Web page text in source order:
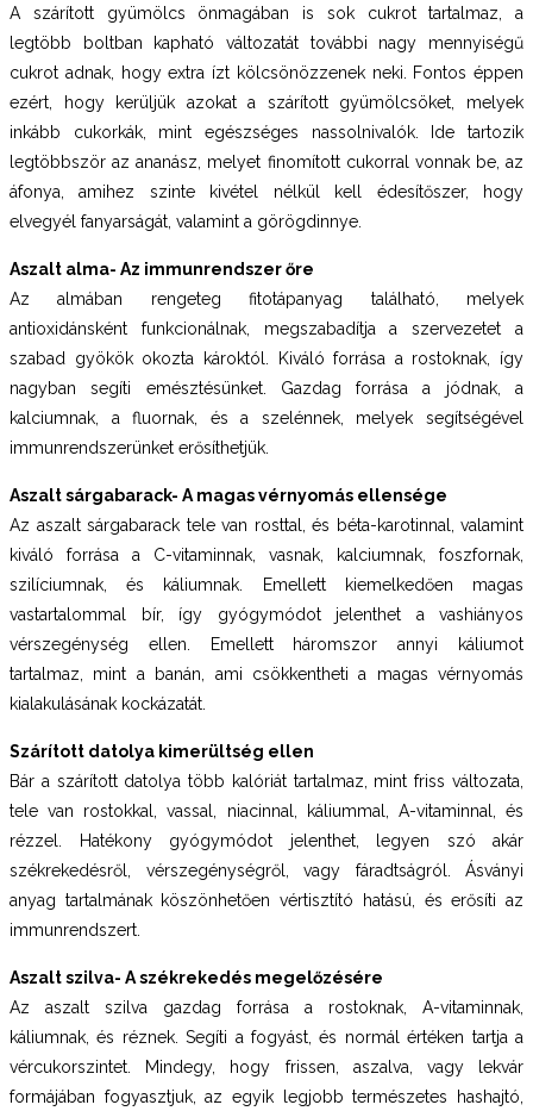
A szárított gyümölcs önmagában is sok cukrot tartalmaz, a
legtöbb boltban kapható változatát további nagy mennyiségű
cukrot adnak, hogy extra ízt kölcsönözzenek neki. Fontos éppen
ezért, hogy kerüljük azokat a szárított gyümölcsöket, melyek
inkább cukorkák, mint egészséges nassolnivalók. Ide tartozik
legtöbbször az ananász, melyet finomított cukorral vonnak be, az
áfonya, amihez szinte kivétel nélkül kell édesítőszer, hogy
elvegyél fanyarságát, valamint a görögdinnye.
Aszalt alma- Az immunrendszer őre
Az almában rengeteg fitotápanyag található, melyek
antioxidánsként funkcionálnak, megszabadítja a szervezetet a
szabad gyökök okozta károktól. Kiváló forrása a rostoknak, így
nagyban segíti emésztésünket. Gazdag forrása a jódnak, a
kalciumnak, a fluornak, és a szelénnek, melyek segítségével
immunrendszerünket erősíthetjük.
Aszalt sárgabarack- A magas vérnyomás ellensége
Az aszalt sárgabarack tele van rosttal, és béta-karotinnal, valamint
kiváló forrása a C-vitaminnak, vasnak, kalciumnak, foszfornak,
szilíciumnak, és káliumnak. Emellett kiemelkedően magas
vastartalommal bír, így gyógymódot jelenthet a vashiányos
vérszegénység ellen. Emellett háromszor annyi káliumot
tartalmaz, mint a banán, ami csökkentheti a magas vérnyomás
kialakulásának kockázatát.
Szárított datolya kimerültség ellen
Bár a szárított datolya több kalóriát tartalmaz, mint friss változata,
tele van rostokkal, vassal, niacinnal, káliummal, A-vitaminnal, és
rézzel. Hatékony gyógymódot jelenthet, legyen szó akár
székrekedésről, vérszegénységről, vagy fáradtságról. Ásványi
anyag tartalmának köszönhetően vértisztító hatású, és erősíti az
immunrendszert.
Aszalt szilva- A székrekedés megelőzésére
Az aszalt szilva gazdag forrása a rostoknak, A-vitaminnak,
káliumnak, és réznek. Segíti a fogyást, és normál értéken tartja a
vércukorszintet. Mindegy, hogy frissen, aszalva, vagy lekvár
formájában fogyasztjuk, az egyik legjobb természetes hashajtó,